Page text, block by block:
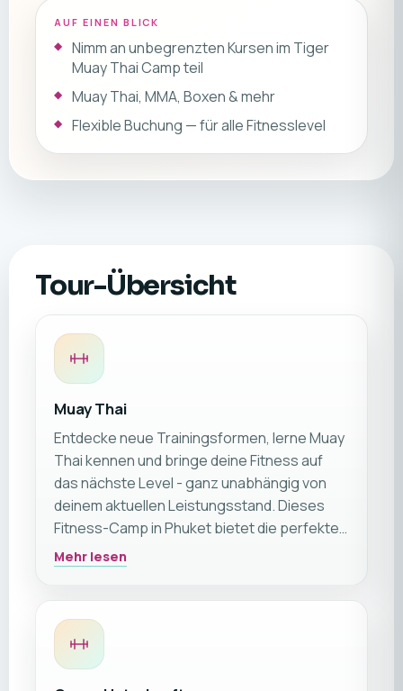
AUF EINEN BLICK
Nimm an unbegrenzten Kursen im Tiger
Muay Thai Camp teil
Muay Thai, MMA, Boxen & mehr
Flexible Buchung — für alle Fitnesslevel
Tour-Übersicht
Muay Thai
Entdecke neue Trainingsformen, lerne Muay
Thai kennen und bringe deine Fitness auf
das nächste Level - ganz unabhängig von
deinem aktuellen Leistungsstand. Dieses
Fitness-Camp in Phuket bietet die perfekte
aus Herausforderung, Motivation und
tropischem Insel-Feeling.
Mehr lesen